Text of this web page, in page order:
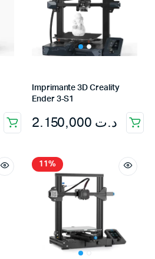
Imprimante 3D Creality
Ender 3-S1
د.ت
11%